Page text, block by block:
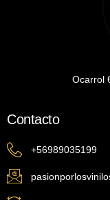
Ocarrol
Contacto
+56989035199